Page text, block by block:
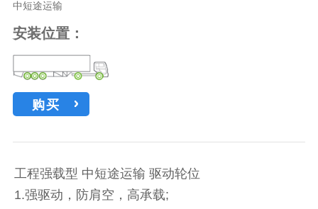
中短途运输
安装位置：
购买
工程强载型 中短途运输 驱动轮位
1.强驱动，防肩空，高承载;